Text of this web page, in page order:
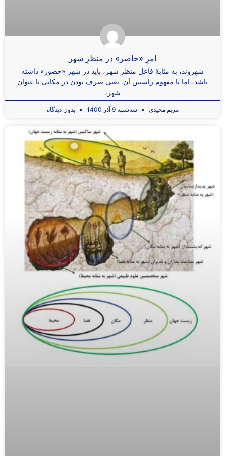
امرِ «حاضر» در منظرِ شهر
شهروند، به مثابۀ فاعل منظر شهر، باید در شهر «حضور» داشته
باشد، اما با مفهوم راستین آن. یعنی صرف بودن در مکانی با عنوان
شهر،
مریم مجیدی سه‌شنبه 9 آذر 1400 بدون دیدگاه